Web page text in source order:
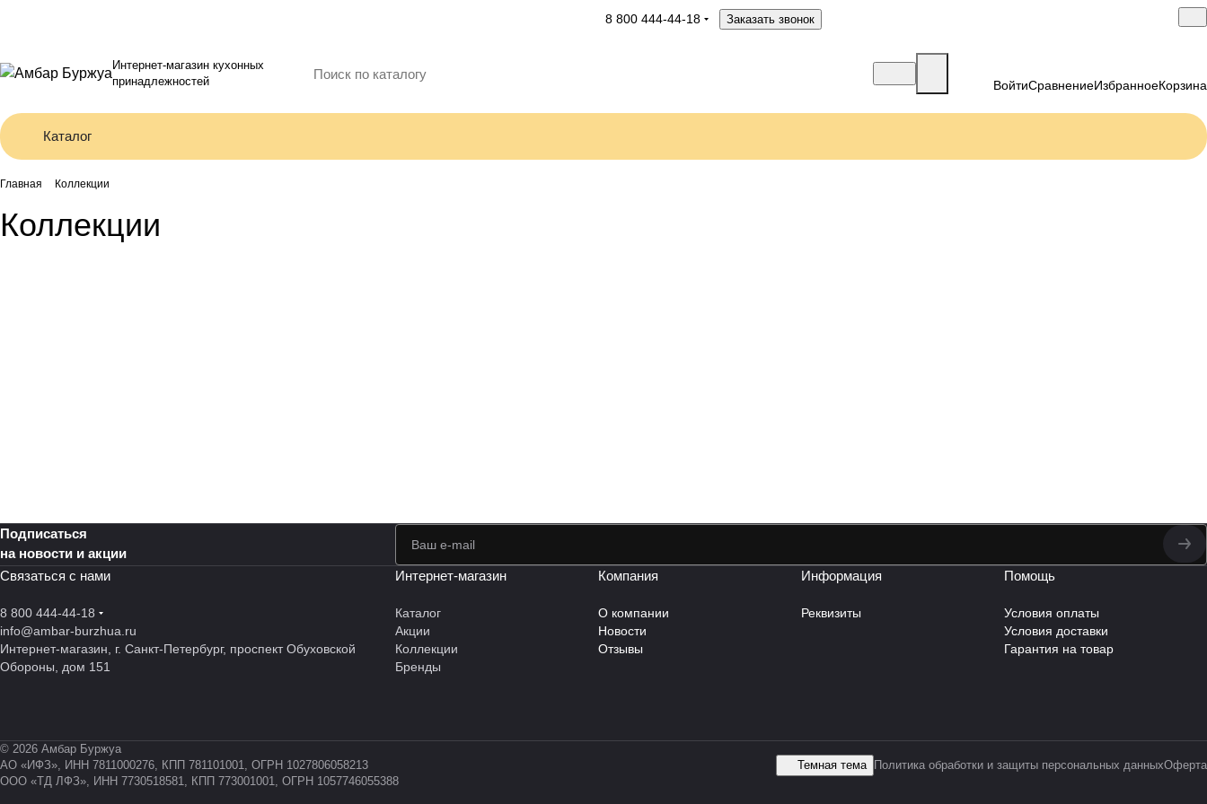
8 800 444-44-18 Заказать звонок
Интернет-магазин кухонных
принадлежностей
ВойтиСравнениеИзбранноеКорзина
Каталог
Главная Коллекции
Коллекции
Коллекция Нежность
Подписаться
на новости и акции
Связаться с нами
8 800 444-44-18
info@ambar-burzhua.ru
Интернет-магазин, г. Санкт-Петербург, проспект Обуховской
Обороны, дом 151
Интернет-магазин
Каталог
Акции
Коллекции
Бренды
Компания
О компании
Новости
Отзывы
Информация
Реквизиты
Помощь
Условия оплаты
Условия доставки
Гарантия на товар
© 2026 Амбар Буржуа
АО «ИФЗ», ИНН 7811000276, КПП 781101001, ОГРН 1027806058213
ООО «ТД ЛФЗ», ИНН 7730518581, КПП 773001001, ОГРН 1057746055388
Темная тема Политика обработки и защиты персональных данныхОферта